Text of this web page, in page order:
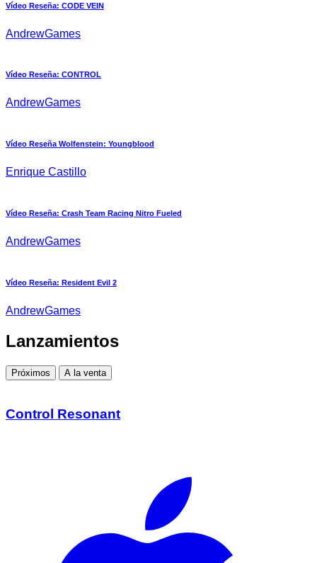
Vídeo Reseña: CODE VEIN
AndrewGames
Vídeo Reseña: CONTROL
AndrewGames
Vídeo Reseña Wolfenstein: Youngblood
Enrique Castillo
Vídeo Reseña: Crash Team Racing Nitro Fueled
AndrewGames
Vídeo Reseña: Resident Evil 2
AndrewGames
Lanzamientos
Próximos A la venta
Control Resonant